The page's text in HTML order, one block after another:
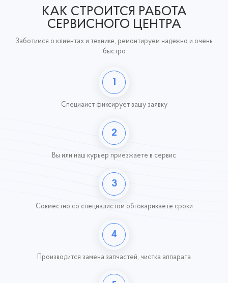
КАК СТРОИТСЯ РАБОТА
СЕРВИСНОГО ЦЕНТРА
Заботимся о клиентах и технике, ремонтируем надежно и очень
быстро
1
Специаист фиксируетвашу заявку
2
Вы или наш курьер приезжаете в сервис
3
Совместно со специалистом обговариваете сроки
4
Производится замена запчастей, чистка аппарата